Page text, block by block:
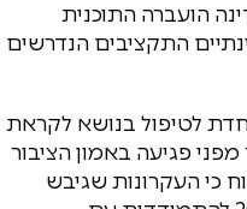
הועברה התוכנית
התקציבים הנדרשים
לטיפול בנושא לקראת
פגיעה באמון הציבור
כי העקרונות שגיבש